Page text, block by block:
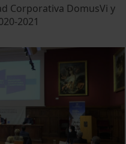
Corporativa DomusVi y
2021